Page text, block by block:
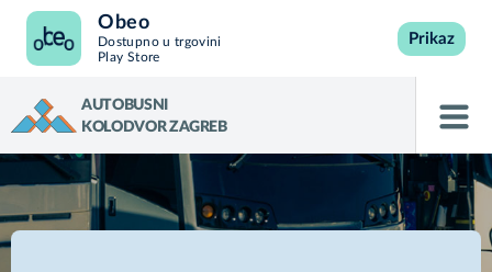
Obeo
Dostupno u trgovini
Play Store
Prikaz
AUTOBUSNI
KOLODVOR ZAGREB